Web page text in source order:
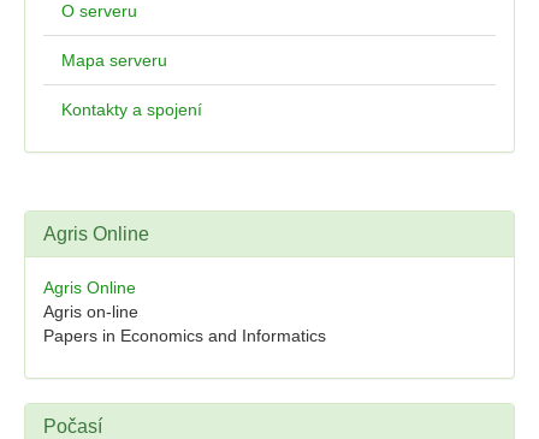
O serveru
Mapa serveru
Kontakty a spojení
Agris Online
Agris Online
Agris on-line
Papers in Economics and Informatics
Počasí